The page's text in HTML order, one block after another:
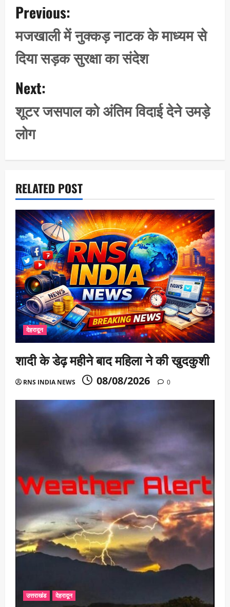
o
s
t
n
v
i
g
a
i
o
n
Previous:
मजखाली में नुक्कड़ नाटक के माध्यम से
दिया सड़क सुरक्षा का संदेश
Next:
शूटर जसपाल को अंतिम विदाई देने उमड़े
लोग
RELATED POST
देहरादून
शादी के डेढ़ महीने बाद महिला ने की खुदकुशी
RNS INDIA NEWS 08/08/2026 0
उत्तराखंड देहरादून